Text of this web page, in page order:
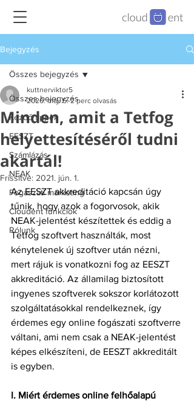
Bejegyzés
Összes bejegyzés
Kezdő tippek
EESZT
Számlázás
NEAK
Fogászati marketing
Cloudent funkciók
Rólunk
Összes bejegyzés
Minden, amit a Tetfog
helyettesítéséről tudni
akartál!
kuttnerviktor5
2020. máj. 5. 2 perc olvasás
Frissítve: 2021. jún. 1.
Az EESZT akkreditáció kapcsán úgy
tűnik, hogy azok a fogorvosok, akik
NEAK-jelentést készítettek és eddig a
Tetfog szoftvert használták, most
kénytelenek új szoftver után nézni,
mert rájuk is vonatkozni fog az EESZT
akkreditáció. Az államilag biztosított
ingyenes szoftverek sokszor korlátozott
szolgáltatásokkal rendelkeznek, így
érdemes egy online fogászati szoftverre
váltani, ami nem csak a NEAK-jelentést
képes elkészíteni, de EESZT akkreditált
is egyben.
I. Miért érdemes online felhőalapú